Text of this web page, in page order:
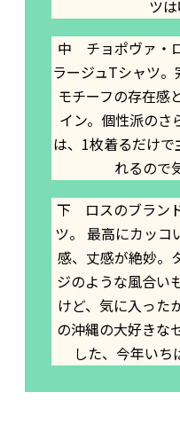
ツは
中 チョポヴァ・
ラージュTシャツ
モチーフの存在感
イン。個性派のさ
は、1枚着るだけ
れるので
下 ロスのブラン
ツ。 最高にカッコ
感、丈感が絶妙。
ジのような風合い
けど、気に入った
の沖縄の大好きな
した、今年いち